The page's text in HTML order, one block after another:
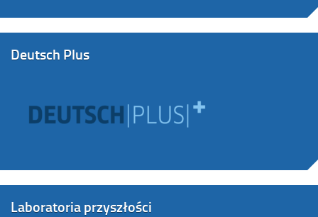
Deutsch Plus
Laboratoria przyszłości